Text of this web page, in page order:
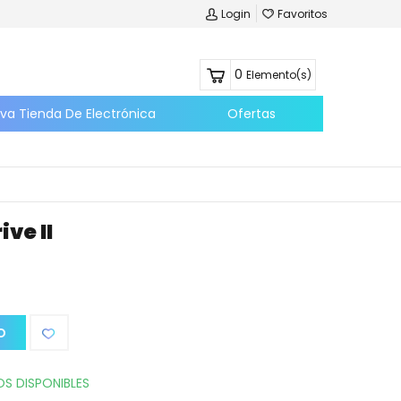
Login Favoritos
0 Elemento(s)
Tienda De Electrónica Ofertas
II
DISPONIBLES